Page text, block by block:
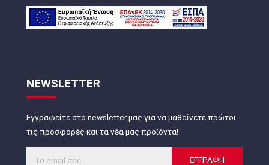
NEWSLETTER
Εγγραφείτε στο newsletter μας για να μαθαίνετε πρώτοι
τις προσφορές και τα νέα μας προϊόντα!
ΕΓΓΡΑΦΗ